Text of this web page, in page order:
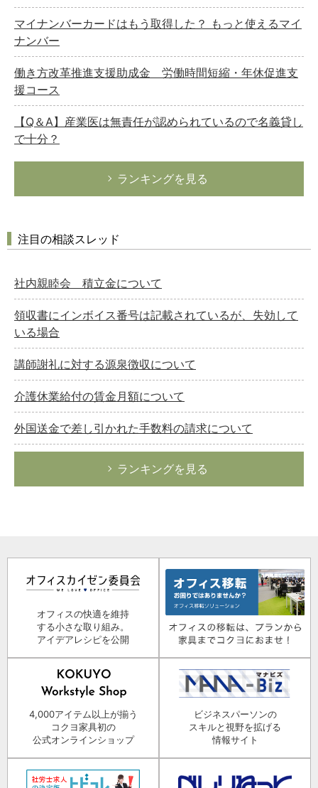
マイナンバーカードはもう取得した？ もっと使えるマイ
ナンバー
働き方改革推進支援助成金 労働時間短縮・年休促進支
援コース
【Q＆A】産業医は無責任が認められているので名義貸し
で十分？
ランキングを見る
注目の相談スレッド
社内親睦会 積立金について
領収書にインボイス番号は記載されているが、失効して
いる場合
講師謝礼に対する源泉徴収について
介護休業給付の賃金月額について
外国送金で差し引かれた手数料の請求について
ランキングを見る
オフィスの快適を維持
する小さな取り組み。
アイデアレシピを公開
4,000アイテム以上が揃う
コクヨ家具初の
公式オンラインショップ
ビジネスパーソンの
スキルと視野を拡げる
情報サイト